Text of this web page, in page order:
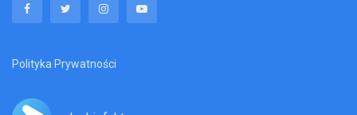
Polityka Prywatności